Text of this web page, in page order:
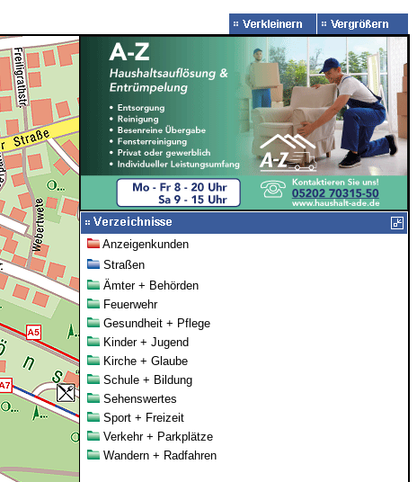
Anzeigenkunden
Straßen
Ämter + Behörden
Feuerwehr
Gesundheit + Pflege
Kinder + Jugend
Kirche + Glaube
Schule + Bildung
Sehenswertes
Sport + Freizeit
Verkehr + Parkplätze
Wandern + Radfahren